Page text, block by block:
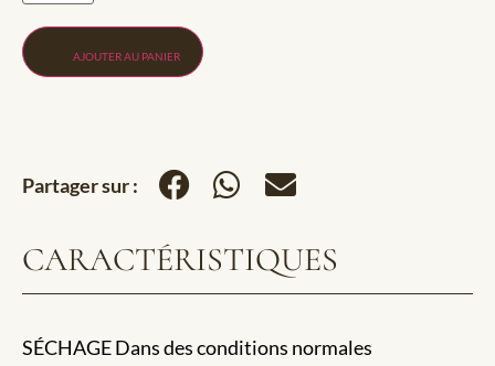
CARACTÉRISTIQUES
SÉCHAGE Dans des conditions normales
AJOUTER AU PANIER
Partager sur :